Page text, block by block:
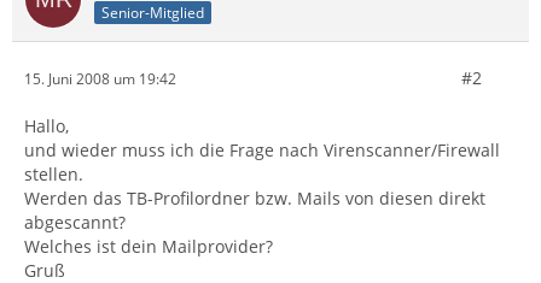
Senior-Mitglied
15. Juni 2008 um 19:42 #2
Hallo,
und wieder muss ich die Frage nach Virenscanner/Firewall
stellen.
Werden das TB-Profilordner bzw. Mails von diesen direkt
abgescannt?
Welches ist dein Mailprovider?
Gruß